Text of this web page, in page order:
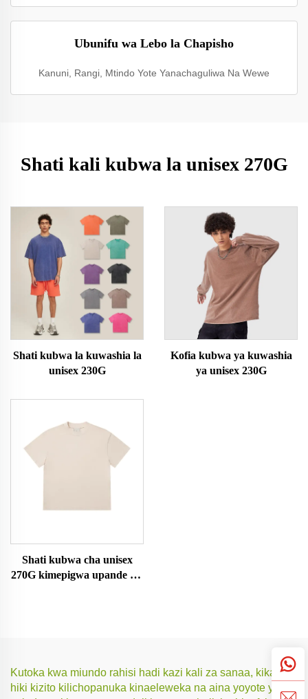
Ubunifu wa Lebo la Chapisho
Kanuni, Rangi, Mtindo Yote Yanachaguliwa Na Wewe
Shati kali kubwa la unisex 270G
Shati kubwa la kuwashia la
unisex 230G
Kofia kubwa ya kuwashia
ya unisex 230G
Shati kubwa cha unisex
270G kimepigwa upande wa
Kutoka kwa miundo rahisi hadi kazi kali za sanaa, kikapu
hiki kizito kilichopanuka kinaeleweka na aina yoyote ya